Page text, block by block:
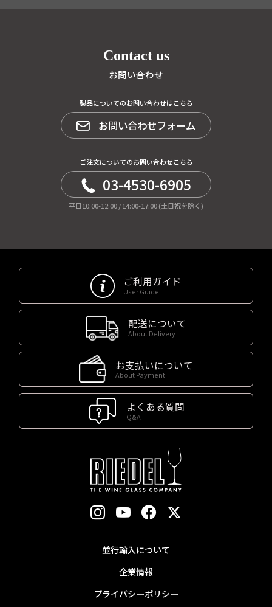
Contact us
お問い合わせ
製品についてのお問い合わせはこちら
お問い合わせフォーム
ご注文についてのお問い合わせこちら
03-4530-6905
平日10:00-12:00 / 14:00-17:00 (土日祝を除く)
ご利用ガイド
User Guide
配送について
About Delivery
お支払いについて
About Payment
よくある質問
Q&A
並行輸入について
企業情報
プライバシーポリシー